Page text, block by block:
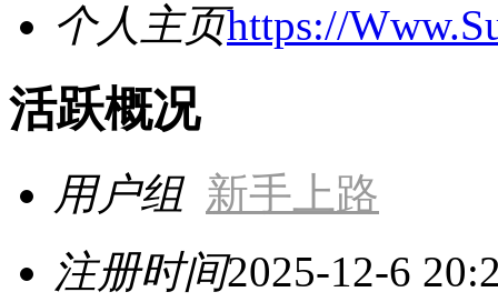
个人主页https://
活跃概况
用户组 新手上路
注册时间2025-12-6